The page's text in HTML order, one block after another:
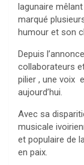
lagunaire
marqué
humour et son
Depuis
collaborateurs
pilier , une voix
aujourd’hui.
Avec sa
musicale
et populaire de
en paix.